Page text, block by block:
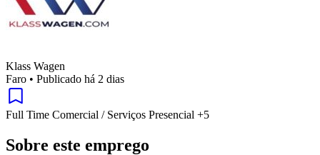
Klass Wagen
Faro • Publicado há 2 dias
Full Time Comercial / Serviços Presencial +5
Sobre este emprego